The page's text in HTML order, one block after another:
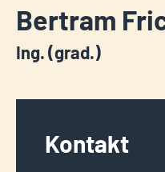
Bertram
Ing. (grad.)
Kontakt